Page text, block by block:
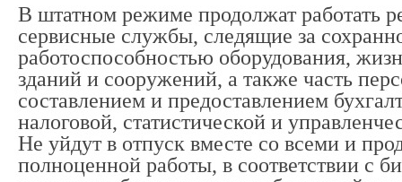
В штатном режиме продолжат работать
сервисные службы, следящие за
работоспособностью оборудования,
зданий и сооружений, а также часть
составлением и предоставлением
налоговой, статистической и
Не уйдут в отпуск вместе со всеми и
полноценной работы, в соответствии с